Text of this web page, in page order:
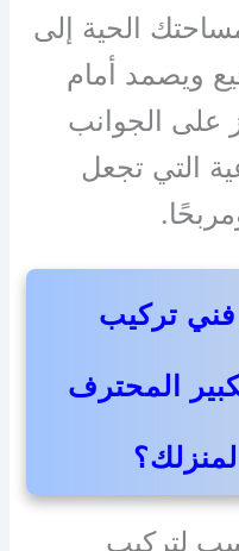
الحية إلى
ويصمد أمام
على الجوانب
التي تجعل
فني تركيب
المحترف
لتركيب